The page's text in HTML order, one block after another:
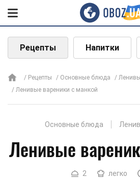
Рецепты Напитки
Рецепты Основные блюда
Ленивые вареники с манкой
Основные блюда
Ленивые
2 легко